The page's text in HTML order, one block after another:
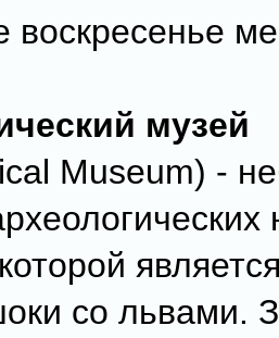
воскресенье
музей
Museum) -
cо львами.